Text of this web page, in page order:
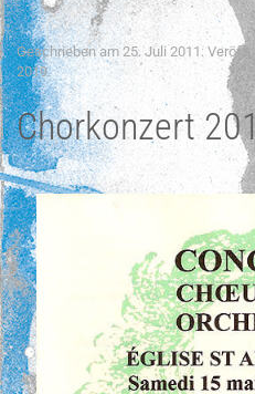
Geschrieben am 25. Juli 2011 .
2019.
Chorkonzert